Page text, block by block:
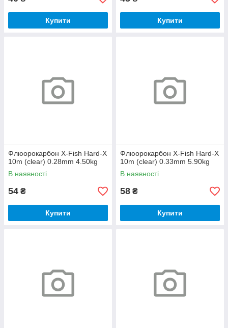
Купити Купити
Флюорокарбон X-Fish Hard-X
10m (clear) 0.28mm 4.50kg
В наявності
54 ₴
Купити
Флюорокарбон X-Fish Hard-X
10m (clear) 0.33mm 5.90kg
В наявності
58 ₴
Купити